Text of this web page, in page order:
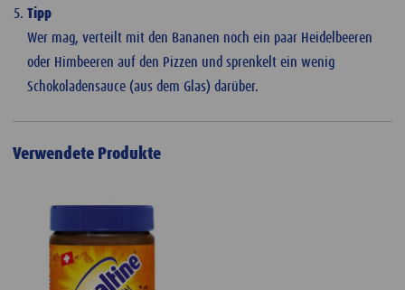
Tipp
Wer mag, verteilt mit den Bananen noch ein paar Heidelbeeren
oder Himbeeren auf den Pizzen und sprenkelt ein wenig
Schokoladensauce (aus dem Glas) darüber.
Verwendete Produkte